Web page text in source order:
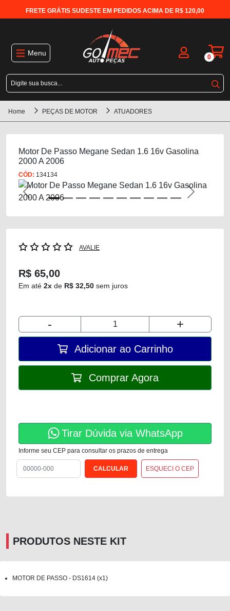
FRETE GRÁTIS SUDESTE EM PEDIDOS ACIMA DE R$ 120,00
Menu 0
Home PEÇAS DE MOTOR ATUADORES
Motor De Passo Megane Sedan 1.6 16v Gasolina
2000 A 2006
CÓD: 134134
Previous Next
AVALIE
R$ 65,00
Em até 2x de R$ 32,50 sem juros
- +
Adicionar ao Carrinho
Comprar Agora
Tirar Dúvida via WhatsApp
Informe seu CEP para consultar os prazos de entrega
ESQUECI O CEP
PRODUTOS NESTE KIT
MOTOR DE PASSO - DS1614 (x1)